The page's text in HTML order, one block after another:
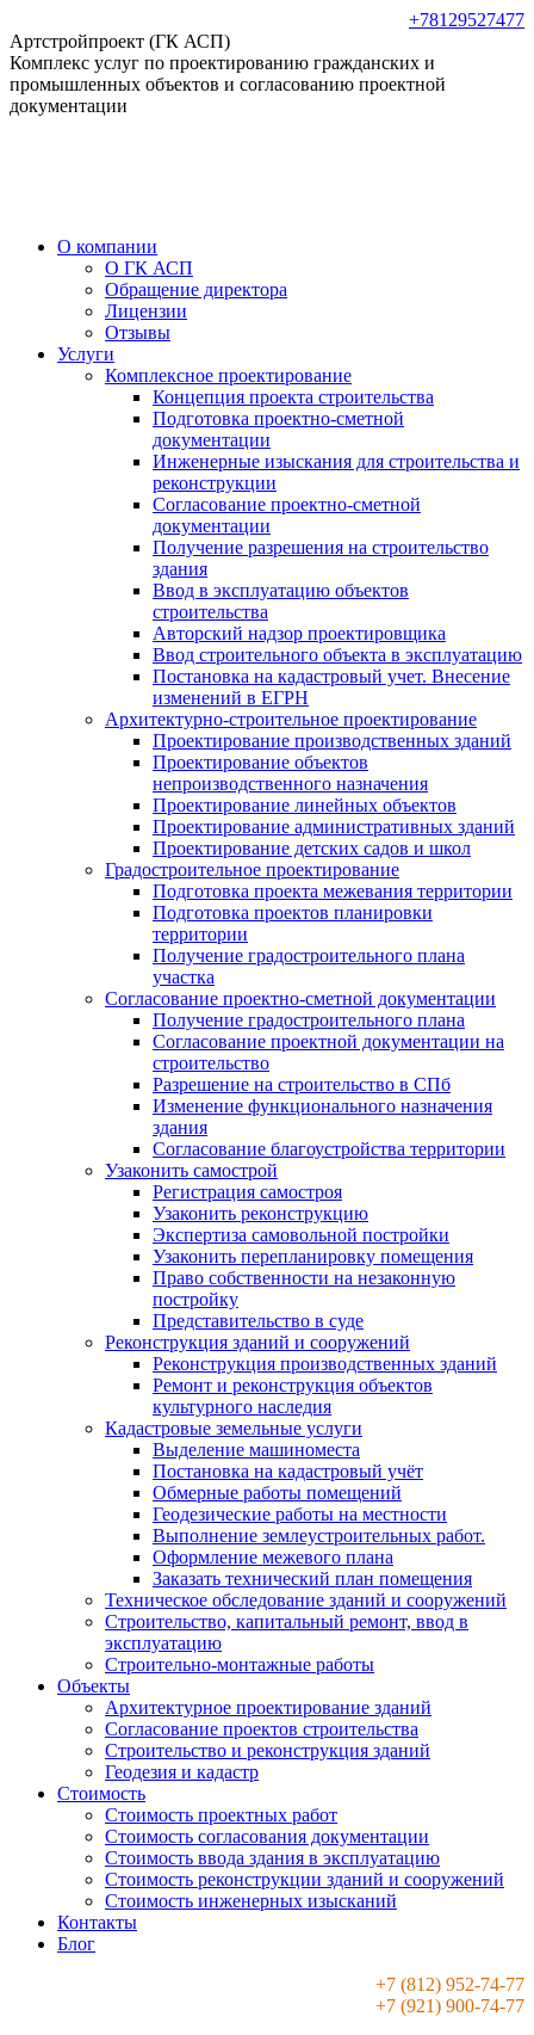
к
содержанию
+78129527477
Артстройпроект (ГК АСП)
Комплекс услуг по проектированию гражданских и
промышленных объектов и согласованию проектной
документации
О компании
О ГК АСП
Обращение директора
Лицензии
Отзывы
Услуги
Комплексное проектирование
Концепция проекта строительства
Подготовка проектно-сметной
документации
Инженерные изыскания для строительства и
реконструкции
Согласование проектно-сметной
документации
Получение разрешения на строительство
здания
Ввод в эксплуатацию объектов
строительства
Авторский надзор проектировщика
Ввод строительного объекта в эксплуатацию
Постановка на кадастровый учет. Внесение
изменений в ЕГРН
Архитектурно-строительное проектирование
Проектирование производственных зданий
Проектирование объектов
непроизводственного назначения
Проектирование линейных объектов
Проектирование административных зданий
Проектирование детских садов и школ
Градостроительное проектирование
Подготовка проекта межевания территории
Подготовка проектов планировки
территории
Получение градостроительного плана
участка
Согласование проектно-сметной документации
Получение градостроительного плана
Согласование проектной документации на
строительство
Разрешение на строительство в СПб
Изменение функционального назначения
здания
Согласование благоустройства территории
Узаконить самострой
Регистрация самостроя
Узаконить реконструкцию
Экспертиза самовольной постройки
Узаконить перепланировку помещения
Право собственности на незаконную
постройку
Представительство в суде
Реконструкция зданий и сооружений
Реконструкция производственных зданий
Ремонт и реконструкция объектов
культурного наследия
Кадастровые земельные услуги
Выделение машиноместа
Постановка на кадастровый учёт
Обмерные работы помещений
Геодезические работы на местности
Выполнение землеустроительных работ.
Оформление межевого плана
Заказать технический план помещения
Техническое обследование зданий и сооружений
Строительство, капитальный ремонт, ввод в
эксплуатацию
Строительно-монтажные работы
Объекты
Архитектурное проектирование зданий
Согласование проектов строительства
Строительство и реконструкция зданий
Геодезия и кадастр
Стоимость
Стоимость проектных работ
Стоимость согласования документации
Стоимость ввода здания в эксплуатацию
Стоимость реконструкции зданий и сооружений
Стоимость инженерных изысканий
Контакты
Блог
+7 (812) 952-74-77
+7 (921) 900-74-77